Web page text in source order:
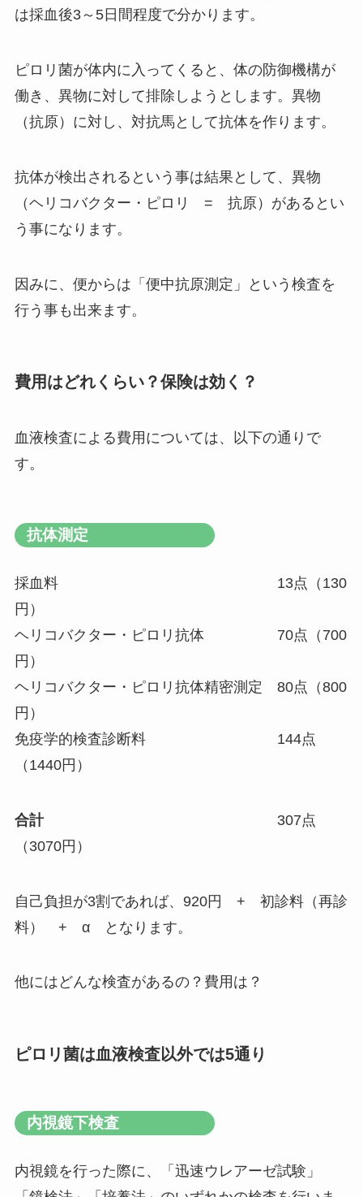
は採血後3～5日間程度で分かります。
ピロリ菌が体内に入ってくると、体の防御機構が
働き、異物に対して排除しようとします。異物
（抗原）に対し、対抗馬として抗体を作ります。
抗体が検出されるという事は結果として、異物
（ヘリコバクター・ピロリ = 抗原）があるとい
う事になります。
因みに、便からは「便中抗原測定」という検査を
行う事も出来ます。
費用はどれくらい？保険は効く？
血液検査による費用については、以下の通りで
す。
抗体測定
採血料 13点（130
円）
ヘリコバクター・ピロリ抗体 70点（700
円）
ヘリコバクター・ピロリ抗体精密測定 80点（800
円）
免疫学的検査診断料 144点
（1440円）
合計307点
（3070円）
自己負担が3割であれば、920円 + 初診料（再診
料） + α となります。
他にはどんな検査があるの？費用は？
ピロリ菌は血液検査以外では5通り
内視鏡下検査
内視鏡を行った際に、「迅速ウレアーゼ試験」